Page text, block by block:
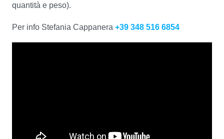
quantità e peso).
Per info Stefania Cappanera +39 348 516 6854